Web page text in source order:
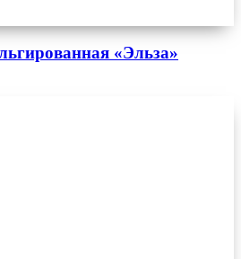
«Эльза»